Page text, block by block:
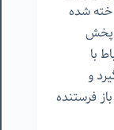
شده
پخش
با
و
فرستنده